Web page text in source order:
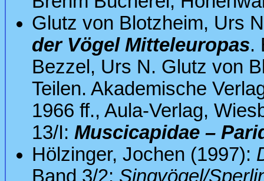
Glutz von Blotzheim, Urs
der Vögel Mitteleuropas.
Bezzel, Urs N. Glutz von
Teilen. Akademische
1966 ff., Aula-Verlag,
13/I: Muscicapidae –
Hölzinger, Jochen (1997):
Band 3/2: Singvögel/